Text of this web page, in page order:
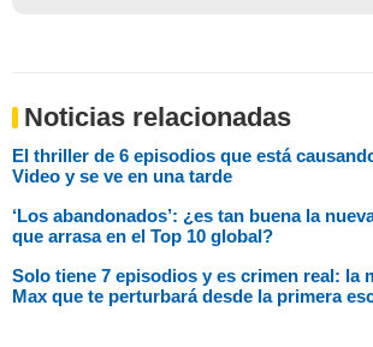
Noticias relacionadas
El thriller de 6 episodios que está
Video y se ve en una tarde
‘Los abandonados’: ¿es tan buena la
que arrasa en el Top 10 global?
Solo tiene 7 episodios y es crimen real: la
Max que te perturbará desde la primera